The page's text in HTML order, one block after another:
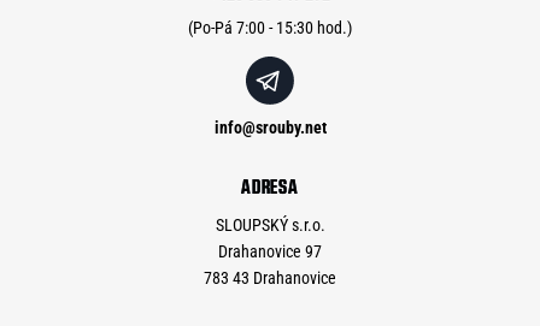
info@srouby.net
ADRESA
SLOUPSKÝ s.r.o.
Drahanovice 97
783 43 Drahanovice